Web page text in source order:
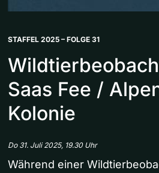
STAFFEL 2025 – FOLGE 31
Saas Fee /
Kolonie
Do 31. Juli 2025, 19.30 Uhr
Während einer